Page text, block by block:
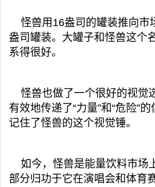
怪兽用16盎司的罐装推向市
盎司罐装。大罐子和怪兽这个
系得很好。
怪兽也做了一个很好的视觉
有效地传递了“力量”和“危险”
记住了怪兽的这个视觉锤。
如今，怪兽是能量饮料市场
部分归功于它在演唱会和体育